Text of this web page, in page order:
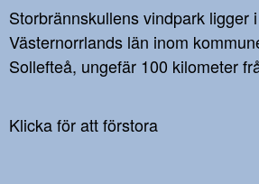
Storbrännskullens vindpark ligger
Västernorrlands län inom
Sollefteå, ungefär 100 kilometer
Klicka för att förstora